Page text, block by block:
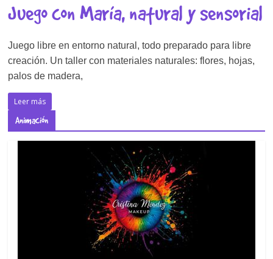
Juego con María, natural y sensorial
Juego libre en entorno natural, todo preparado para libre
creación. Un taller con materiales naturales: flores, hojas,
palos de madera,
Leer más
Animación